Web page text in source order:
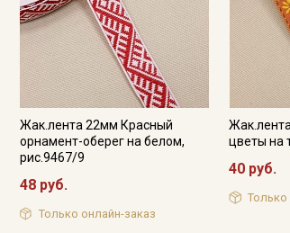
Жак.лента 22мм Красный
орнамент-оберег на белом,
рис.9467/9
48 руб.
Только онлайн-заказ
цветы на
40 руб.
Только